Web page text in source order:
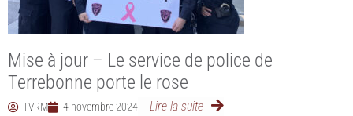
Mise à jour – Le service de police de
Terrebonne porte le rose
TVRM 4 novembre 2024 Lire la suite